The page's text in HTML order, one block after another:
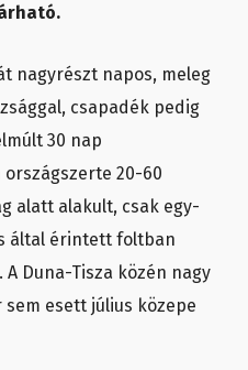
nagyrészt napos, meleg
csapadék pedig
30 nap
20-60
alatt alakult, csak egy-
által érintett foltban
Duna-Tisza közén nagy
esett július közepe